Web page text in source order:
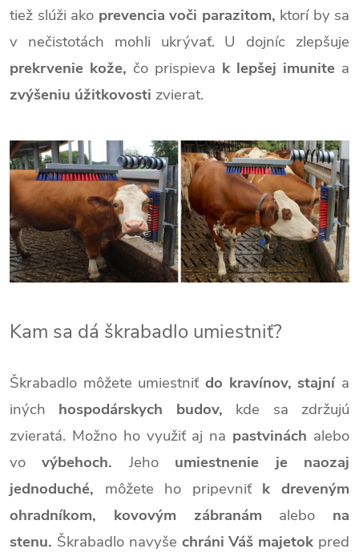
tiež slúži ako prevencia voči parazitom, ktorí by sa
v nečistotách mohli ukrývať. U dojníc zlepšuje
prekrvenie kože, čo prispieva k lepšej imunite a
zvýšeniu úžitkovosti zvierat.
Kam sa dá škrabadlo umiestniť?
Škrabadlo môžete umiestniť do kravínov, stajnía
iných hospodárskych budov, kde sa zdržujú
zvieratá. Možno ho využiť aj na pastvinách alebo
vovýbehoch. Jeho umiestnenie je naozaj
jednoduché, môžete ho pripevniť k dreveným
ohradníkom, kovovým zábranám alebo na
stenu. Škrabadlo navyše chráni Váš majetok pred